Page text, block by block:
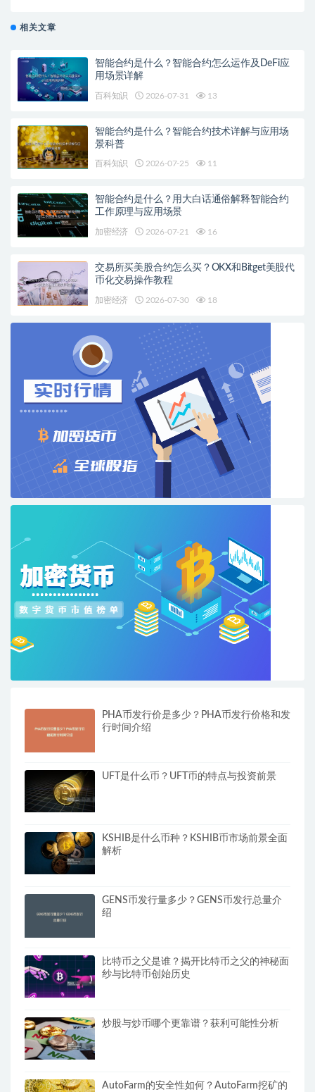
相关文章
智能合约是什么？智能合约怎么运作及DeFi应
用场景详解
百科知识 2026-07-31 13
智能合约是什么？智能合约技术详解与应用场
景科普
百科知识 2026-07-25 11
智能合约是什么？用大白话通俗解释智能合约
工作原理与应用场景
加密经济 2026-07-21 16
交易所买美股合约怎么买？OKX和Bitget美股代
币化交易操作教程
加密经济 2026-07-30 18
PHA币发行价是多少？PHA币发行价格和发
行时间介绍
UFT是什么币？UFT币的特点与投资前景
KSHIB是什么币种？KSHIB币市场前景全面
解析
GENS币发行量多少？GENS币发行总量介
绍
比特币之父是谁？揭开比特币之父的神秘面
纱与比特币创始历史
炒股与炒币哪个更靠谱？获利可能性分析
AutoFarm的安全性如何？AutoFarm挖矿的